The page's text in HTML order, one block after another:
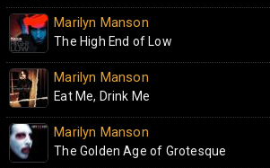
Marilyn Manson
The High End of Low
Marilyn Manson
Eat Me, Drink Me
Marilyn Manson
The Golden Age of Grotesque